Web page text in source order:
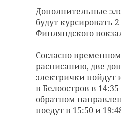
Дополнительные
будут курсировать
Финляндского
Согласно
расписанию, две
электрички пойдут
в Белоостров в
обратном
поедут в 15:50 и
прямо под
получения
в первую очередь
проверить
дышит, то
и контролировать
В Пушкине
водитель
собаку и
скрылся с
аварии —
нашли
Сегодня днем 1 июля